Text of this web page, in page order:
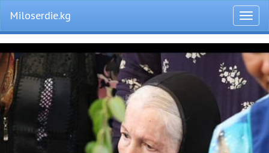
меню
Miloserdie.kg